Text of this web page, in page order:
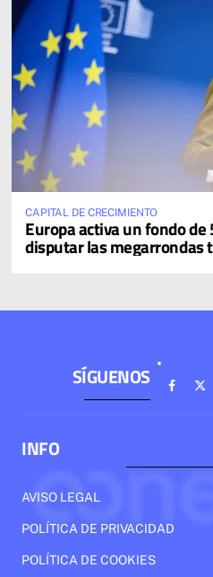
CAPITAL DE CRECIMIENTO
Europa activa un fondo
disputar las megarrondas
SÍGUENOS
INFO
AVISO LEGAL
POLÍTICA DE PRIVACIDAD
POLÍTICA DE COOKIES